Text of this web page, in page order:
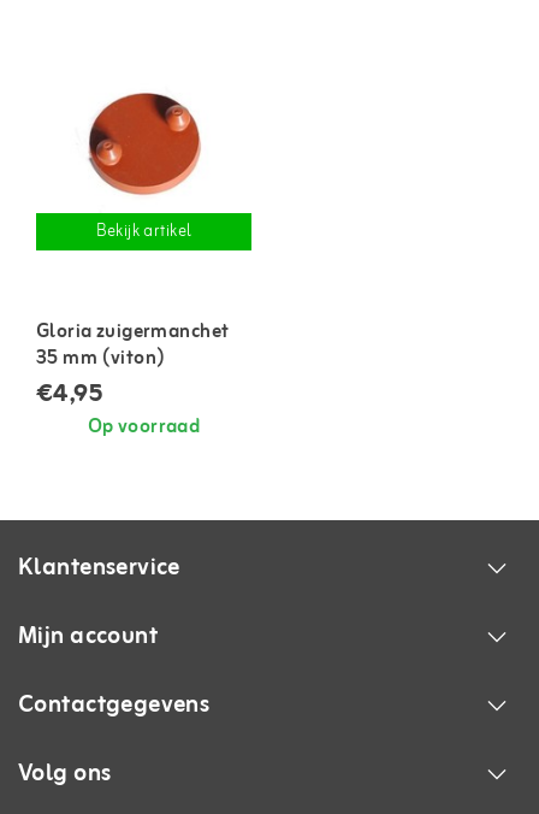
Bekijk artikel
Gloria zuigermanchet
35 mm (viton)
€4,95
Op voorraad
Klantenservice
Mijn account
Contactgegevens
Volg ons